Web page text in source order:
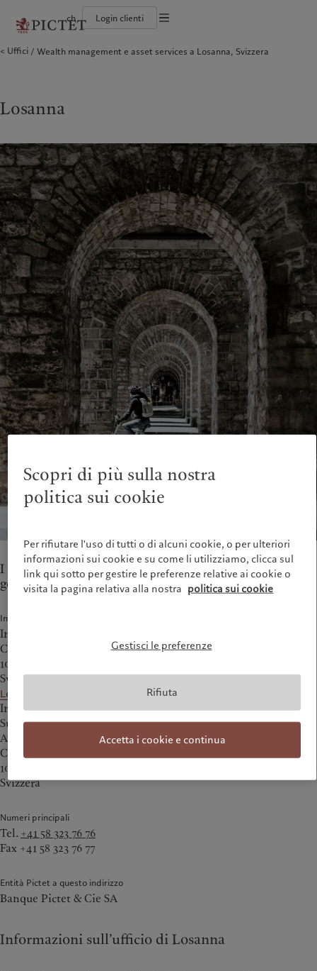
ch Login clienti
Il gruppo Pictet
Lavorare a Pictet
Collection Pictet
Persone e famiglie
Wealth management
Ultimi approfondimenti
L'approccio di Pictet
Governance della sostenibilità
Pictet Group Foundation
America del Nord
Canada (en)|Canada (fr)
United States
Hong Kong SAR| 香港特別行政區
|香港特别行政区
日本
Singapore| 新加坡
Taiwan|台灣
Europa
Belgique
Deutschland
Spain| España
France
Italia|Italy
Luxembourg (fr)|Luxembourg
(en)
| Luxemburg (de)
Monaco (en)|
Monaco (fr)
Switzerland
|Suisse|Schweiz|
Svizzera
Medio Oriente
Israel
United Arab Emirates
Chi siamo
Gruppo Pictet Partner
Rating creditizi
Diversità, parità e inclusione
Lavorare a Pictet
Collection Pictet
Campus Pictet de Rochemont
Istituzioni e intermediari
finanziari
Investitori istituzionali
Cosa facciamo
Wealth management
Asset management
Investimenti alternativi
Asset services
Insights
Ultimi approfondimenti
Mercati
Al di là dei mercati
Iscriviti alla newsletter
Sostenibilità
L'approccio di Pictet
Climate Action Plan
Princìpi d’investimento sul clima
Governance della sostenibilità
Prix Pictet
Uffici Wealth management e asset services a Losanna, Svizzera
Losanna
I nostri team a Losanna forniscono servizi di
gestione dei patrimoni e asset servicing.
Indirizzo
Ingresso clienti:
Chemin des Charmettes 2
1003 Lausanne
Svizzera
Localizzare sulla mappa
Indirizzo postale:
Succursale de Lausanne
Avenue de Montbenon 2
Case postale 138
1001 Lausanne
Svizzera
Numeri principali
Tel. +41 58 323 76 76
Fax +41 58 323 76 77
Entità Pictet a questo indirizzo
Banque Pictet & Cie SA
Informazioni sull’ufficio di Losanna
Scopri di più sulla nostra
politica sui cookie
Per rifiutare l'uso di tutti o di alcuni cookie, o per ulteriori
informazioni sui cookie e su come li utilizziamo, clicca sul
link qui sotto per gestire le preferenze relative ai cookie o
visita la pagina relativa alla nostra politica sui cookie
Gestisci le preferenze
Rifiuta
Accetta i cookie e continua